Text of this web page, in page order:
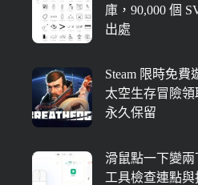
庫，90,000 個
出處
Steam 限時免費
太空生存冒險領
永久保留
滑鼠點一下變
工具檢查連點